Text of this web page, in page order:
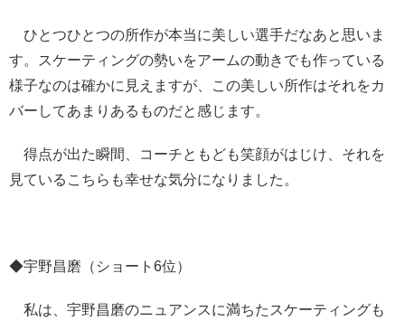
ひとつひとつの所作が本当に美しい選手だなあと思いま
す。スケーティングの勢いをアームの動きでも作っている
様子なのは確かに見えますが、この美しい所作はそれをカ
バーしてあまりあるものだと感じます。
得点が出た瞬間、コーチともども笑顔がはじけ、それを
見ているこちらも幸せな気分になりました。
◆宇野昌磨（ショート6位）
私は、宇野昌磨のニュアンスに満ちたスケーティングも